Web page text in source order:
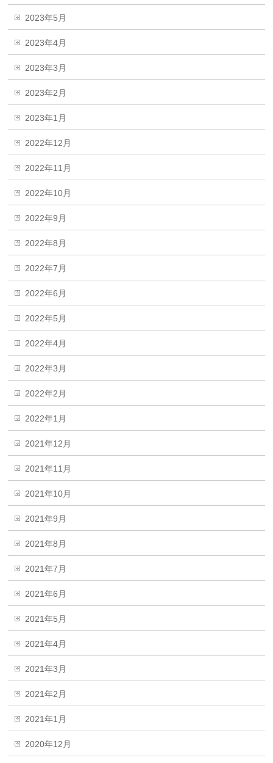
2023年5月
2023年4月
2023年3月
2023年2月
2023年1月
2022年12月
2022年11月
2022年10月
2022年9月
2022年8月
2022年7月
2022年6月
2022年5月
2022年4月
2022年3月
2022年2月
2022年1月
2021年12月
2021年11月
2021年10月
2021年9月
2021年8月
2021年7月
2021年6月
2021年5月
2021年4月
2021年3月
2021年2月
2021年1月
2020年12月